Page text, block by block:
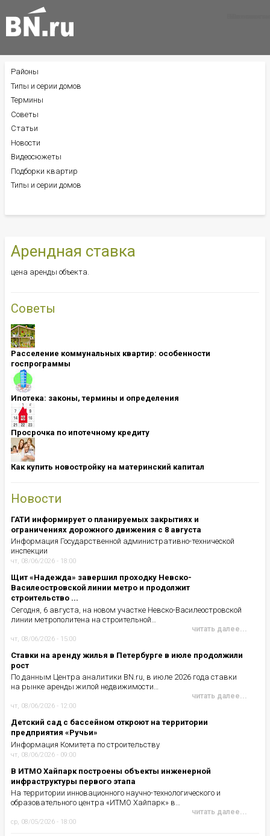
Арендная ставка
цена аренды объекта.
Советы
Расселение коммунальных квартир: особенности
госпрограммы
Ипотека: ​​​​​​​законы, термины и определения
Просрочка по ипотечному кредиту
Как купить новостройку на материнский капитал
Новости
ГАТИ информирует о планируемых закрытиях и
ограничениях дорожного движения с 8 августа
Информация Государственной административно-технической
инспекции
чт, 08/06/2026 - 18:00
Щит «Надежда» завершил проходку Невско-
Василеостровской линии метро и продолжит
строительство ...
Сегодня, 6 августа, на новом участке Невско-Василеостровской
линии метрополитена на строительной…
читать далее...
чт, 08/06/2026 - 15:00
Ставки на аренду жилья в Петербурге в июле продолжили
рост
По данным Центра аналитики BN.ru, в июле 2026 года ставки
на рынке аренды жилой недвижимости…
читать далее...
чт, 08/06/2026 - 12:00
Детский сад с бассейном откроют на территории
предприятия «Ручьи»
Информация Комитета по строительству
чт, 08/06/2026 - 09:00
В ИТМО Хайпарк построены объекты инженерной
инфраструктуры первого этапа
На территории инновационного научно-технологического и
образовательного центра «ИТМО Хайпарк» в…
читать далее...
ср, 08/05/2026 - 18:00
БОКОВОЕ
МЕНЮ
Районы
Типы и серии домов
Термины
Советы
Статьи
Новости
Видеосюжеты
Подборки квартир
Типы и серии домов